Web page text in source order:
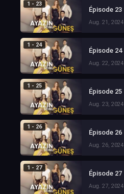
1 - 23
Épisode 23
Aug. 21, 2024
1 - 24
Épisode 24
Aug. 22, 2024
1 - 25
Épisode 25
Aug. 23, 2024
1 - 26
Épisode 26
Aug. 26, 2024
1 - 27
Épisode 27
Aug. 27, 2024